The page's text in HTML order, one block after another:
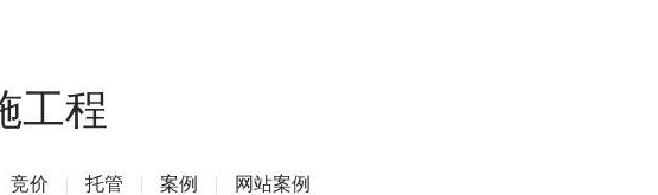
工程
竞价 | 托管 | 案例 | 网站案例